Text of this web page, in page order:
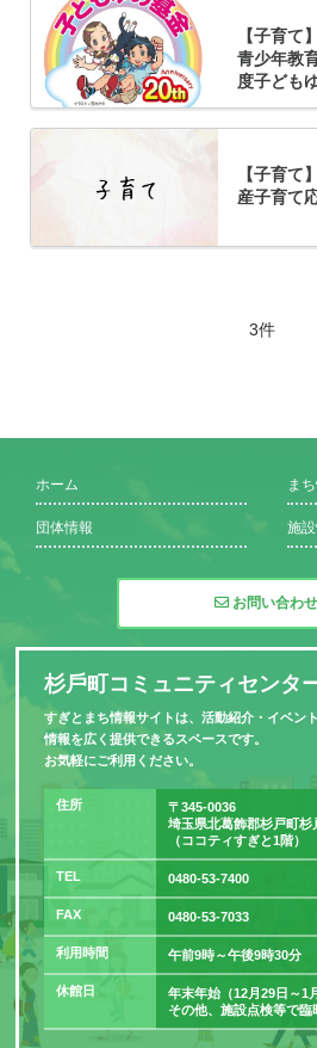
【子育て
青少年教
度子ども
集につい
【子育て
産子育て
3件
ホーム ま
団体情報 施
お問い合わせ
杉⼾町コミュニティセンタ
すぎとまち情報サイトは、活動紹介・イベン
情報を広く提供できるスペースです。
お気軽にご利用ください。
住所
〒345-0036
埼玉県北葛飾郡杉戸町杉
（ココティすぎと1階）
TEL 0480-53-7400
FAX 0480-53-7033
利用時間 午前9時～午後9時30分
休館日
年末年始（12月29日～1
その他、施設点検等で臨